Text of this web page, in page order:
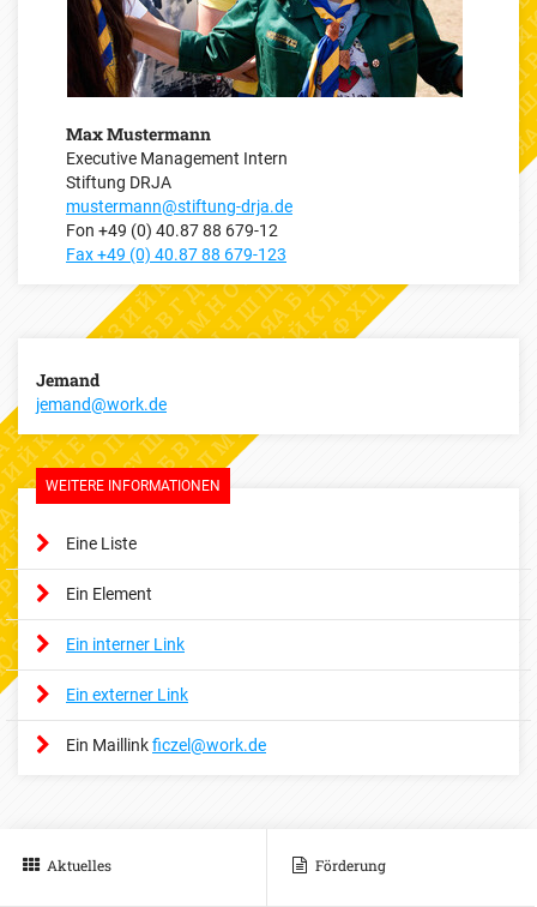
Max Mustermann
Executive Management Intern
Stiftung DRJA
mustermann@stiftung-drja.de
Fon +49 (0) 40.87 88 679-12
Fax +49 (0) 40.87 88 679-123
Jemand
jemand@work.de
WEITERE INFORMATIONEN
Eine Liste
Ein Element
Ein interner Link
Ein externer Link
Ein Maillinkficzel@work.de
Aktuelles Förderung